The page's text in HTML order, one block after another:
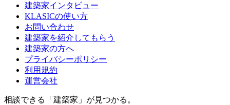
建築家インタビュー
KLASICの使い方
お問い合わせ
建築家を紹介してもらう
建築家の方へ
プライバシーポリシー
利用規約
運営会社
相談できる「建築家」が見つかる。